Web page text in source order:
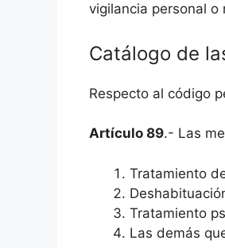
vigilancia personal
Catálogo de
Respecto al código
Artículo 89.- Las
Tratamiento
Tratamiento
Las demás